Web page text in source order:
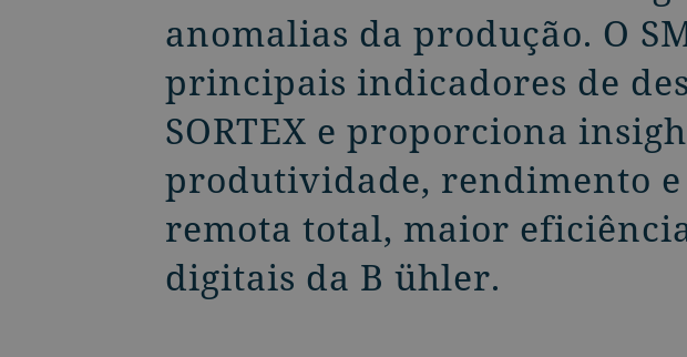
anomalias da produção. O
principais indicadores de
SORTEX e proporciona
produtividade, rendimento
remota total, maior
digitais da B ühler.